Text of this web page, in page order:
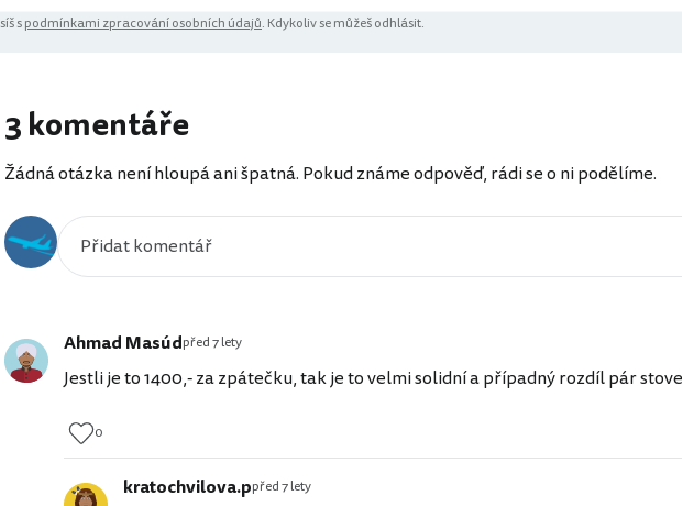
spodmínkami zpracování osobních údajů. Kdykoliv se můžeš odhlásit.
3 komentáře
Žádná otázka není hloupá ani špatná. Pokud známe odpověď, rádi se o ni podělíme.
Ahmad Masúdpřed 7 lety
Jestli je to 1400,- za zpátečku, tak je to velmi solidní a případný rozdíl pár
0
kratochvilova.ppřed 7 lety